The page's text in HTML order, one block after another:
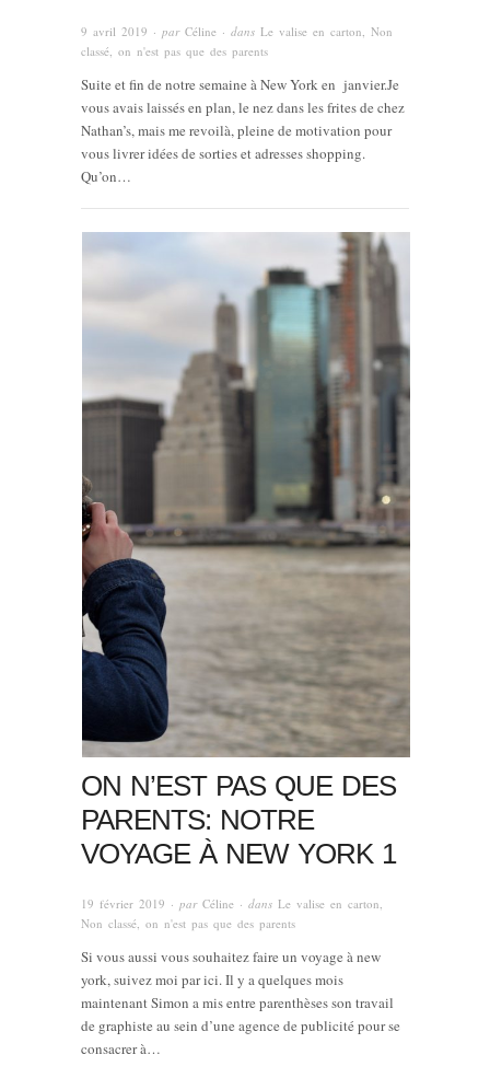
9 avril 2019 · par Céline · dans Le valise en carton Non
classé on n'est pas que des parents
Suite et fin de notre semaine à New York en janvier.Je
vous avais laissés en plan, le nez dans les frites de chez
Nathan’s, mais me revoilà, pleine de motivation pour
vous livrer idées de sorties et adresses shopping.
Qu’on…
ON N’EST PAS QUE DES
PARENTS: NOTRE
VOYAGE À NEW YORK 1
19 février 2019 · par Céline · dans Le valise en carton
Non classé on n'est pas que des parents
Si vous aussi vous souhaitez faire un voyage à new
york, suivez moi par ici. Il y a quelques mois
maintenant Simon a mis entre parenthèses son travail
de graphiste au sein d’une agence de publicité pour se
consacrer à…